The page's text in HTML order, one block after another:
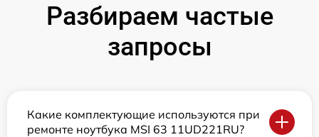
Разбираем частые
запросы
Какие комплектующие используются при
ремонте ноутбука MSI 63 11UD221RU?